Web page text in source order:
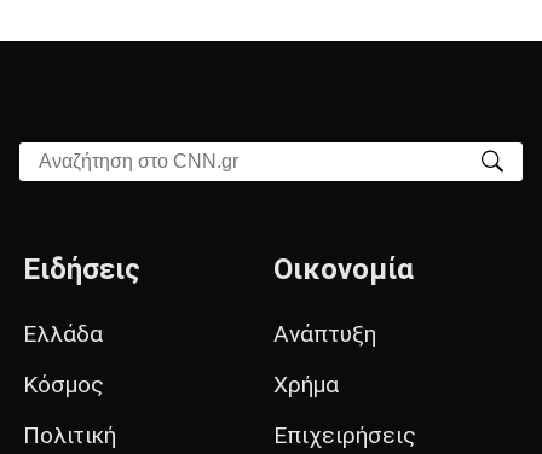
Αναζήτηση στο CNN.gr
Ειδήσεις
Ελλάδα
Κόσμος
Πολιτική
Οικονομία
Ανάπτυξη
Χρήμα
Επιχειρήσεις